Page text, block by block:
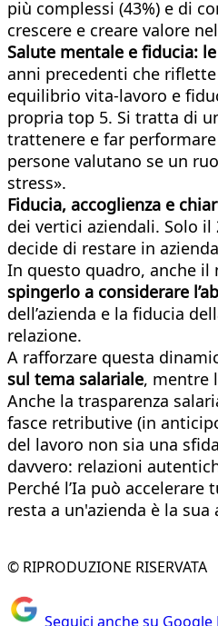
più complessi (43%) e di
crescere e creare valore
Salute mentale e fiducia:
anni precedenti che
equilibrio vita‑lavoro e
propria top 5. Si tratta di
trattenere e far
persone valutano se un
stress».
Fiducia, accoglienza e
dei vertici aziendali. Solo il
decide di restare in
In questo quadro, anche il
spingerlo a considerare
dell’azienda e la fiducia
relazione.
A rafforzare questa
sul tema salariale, mentre
Anche la trasparenza
fasce retributive (in
del lavoro non sia una
davvero: relazioni
Perché l’Ia può
resta a un'azienda è la
© RIPRODUZIONE RISERVATA
Seguici anche su